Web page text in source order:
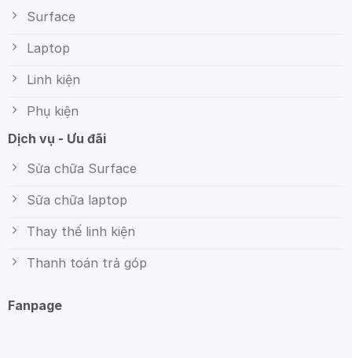
Surface
Laptop
Linh kiện
Phụ kiện
Dịch vụ - Ưu đãi
Sửa chữa Surface
Sữa chữa laptop
Thay thế linh kiện
Thanh toán trả góp
Fanpage